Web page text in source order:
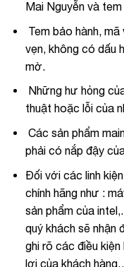
Mai Nguyễn và tem
Tem bảo hành,
vẹn, không có dấu
mờ.
Những hư hỏng
thuật hoặc lỗi của
Các sản phẩm
phải có nắp đậy
Đối với các linh
chính hãng như :
sản phẩm của
quý khách sẽ nhận
ghi rõ các điều
lợi của khách hàng….